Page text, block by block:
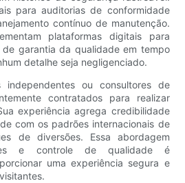
para auditorias de conformidade
contínuo de manutenção.
plataformas digitais para
de garantia da qualidade em tempo
detalhe seja negligenciado.
independentes ou consultores de
contratados para realizar
experiência agrega credibilidade
com os padrões internacionais de
de diversões. Essa abordagem
e controle de qualidade é
uma experiência segura e